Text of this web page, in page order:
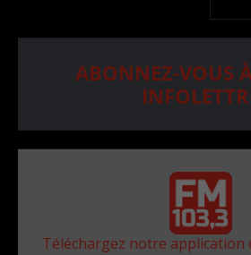
ABONNEZ-VOUS
Téléchargez notre application